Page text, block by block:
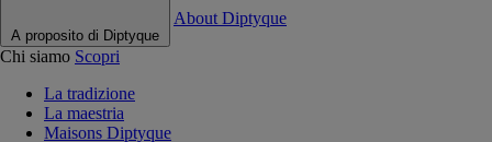
A proposito di Diptyque
About Diptyque
Chi siamo Scopri
La tradizione
La maestria
Maisons Diptyque